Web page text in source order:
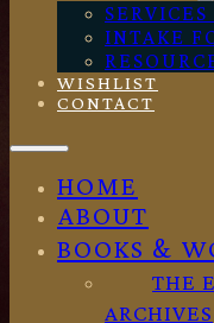
INTAKE
WISHLIST
CONTACT
HOME
ABOUT
BOOKS &
THE
ARCHIVES